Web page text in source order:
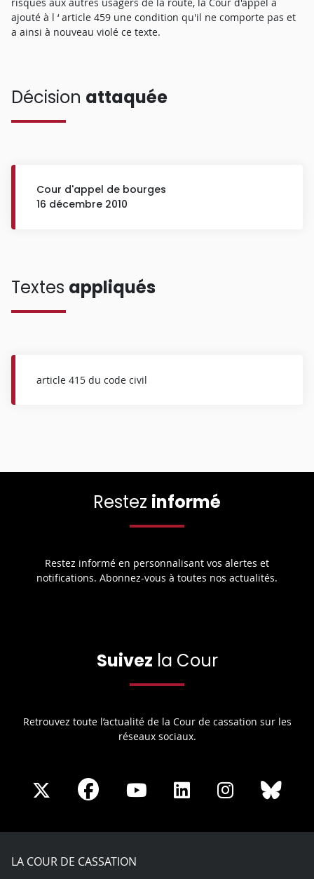
ajouté à l ‘ article 459 une condition qu'il ne comporte pas et
a ainsi à nouveau violé ce texte.
Décision attaquée
Cour d'appel de bourges
16 décembre 2010
Textes appliqués
article 415 du code civil
Restez informé
Restez informé en personnalisant vos alertes et
notifications. Abonnez-vous à toutes nos actualités.
Suivez la Cour
Retrouvez toute l’actualité de la Cour de cassation sur les
réseaux sociaux.
Share
X
Share
Facebook
Share
Youtube
Share
LinkedIn
Share
Instagram
LA COUR DE CASSATION